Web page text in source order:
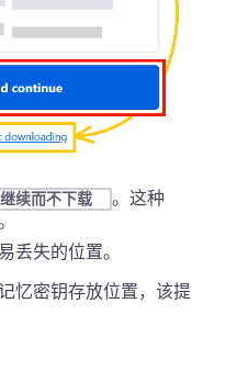
继续而不下载
。这种
丢失的位置。
忆密钥存放位置，该提